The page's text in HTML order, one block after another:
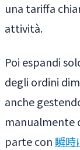
una tariffa
attività.
Poi espandi
degli ordini
anche
manualmente
parte con 瞬時